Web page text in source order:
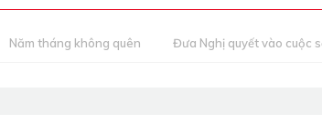
Năm tháng không quên Đưa Nghị quyết vào cuộc